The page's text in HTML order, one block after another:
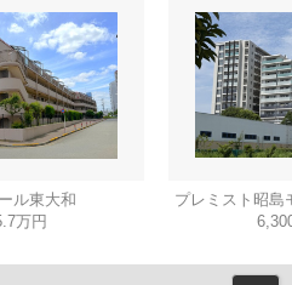
ル東大和
万円
プレミスト昭島